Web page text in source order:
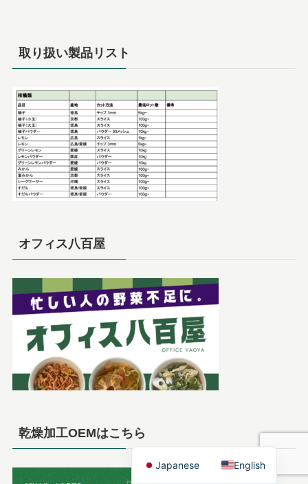
取り扱い製品リスト
オフィス八百屋
乾燥加工OEMはこちら
Japanese English